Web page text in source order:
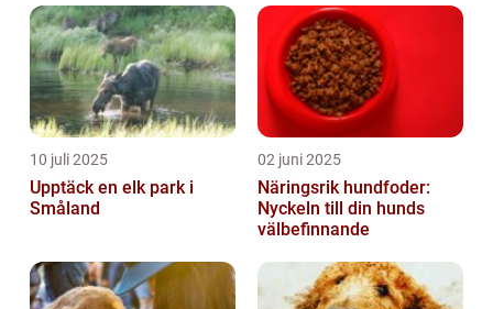
10 juli 2025
Upptäck en elk park i
Småland
02 juni 2025
Näringsrik hundfoder:
Nyckeln till din hunds
välbefinnande